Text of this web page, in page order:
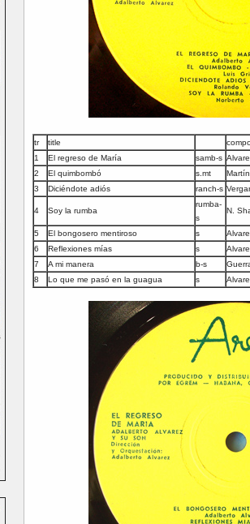
tr title
1
El regreso de María samb-s
2
El quimbombó s.mt
3
Diciéndote adiós ranch-s
4 Soy la rumba
rumba-
s
N.
5 El bongosero mentiroso s
6
Reflexiones mías s
7
A mi manera b-s
8
Lo que me pasó en la guagua s